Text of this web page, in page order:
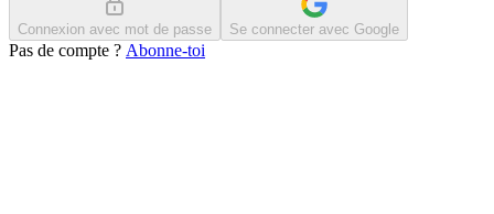
Connexion avec mot de passe Se connecter avec Google
Pas de compte ? Abonne-toi